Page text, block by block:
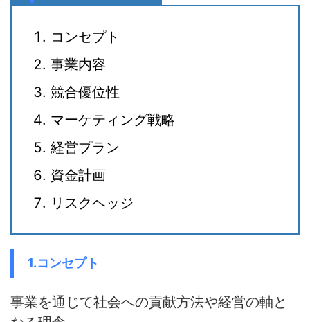
コンセプト
事業内容
競合優位性
マーケティング戦略
経営プラン
資金計画
リスクヘッジ
1.コンセプト
事業を通じて社会への貢献方法や経営の軸と